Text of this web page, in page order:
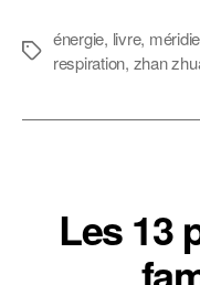
Étiquettes
énergie, livre,
respiration, zhan
Les 13